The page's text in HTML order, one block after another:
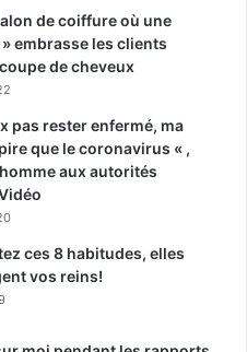
de coiffure où une
embrasse les clients
de cheveux
pas rester enfermé, ma
que le coronavirus « ,
aux autorités
ces 8 habitudes, elles
vos reins!